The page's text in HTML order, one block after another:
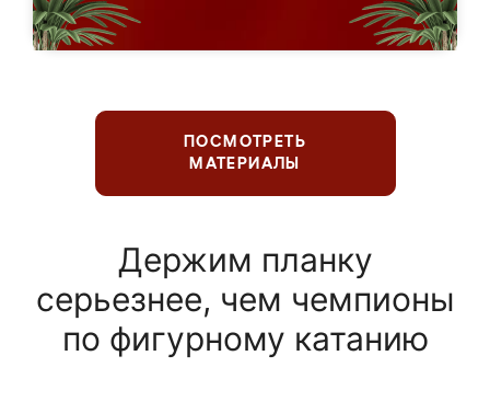
ПОСМОТРЕТЬ
МАТЕРИАЛЫ
Держим планку
серьезнее, чем чемпионы
по фигурному катанию